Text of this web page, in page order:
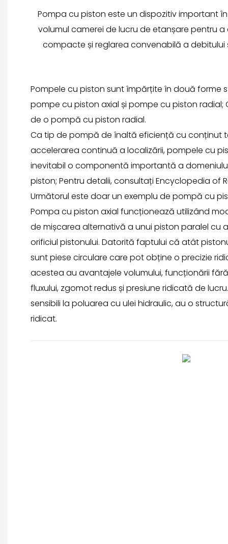
Pompa cu piston este un dispozitiv important
volumul camerei de lucru de etanșare pentru
compacte și reglarea convenabilă a debitului
Pompele cu piston sunt împărțite în două forme
pompe cu piston axial și pompe cu piston radial;
de o pompă cu piston radial.
Ca tip de pompă de înaltă eficiență cu conținut
accelerarea continuă a localizării, pompele cu
inevitabil o componentă importantă a
piston; Pentru detalii, consultați Encyclopedia of
Următorul este doar un exemplu de pompă cu
Pompa cu piston axial funcționează utilizând
de mișcarea alternativă a unui piston paralel cu
orificiul pistonului. Datorită faptului că atât
sunt piese circulare care pot obține o precizie
acestea au avantajele volumului, funcționării
fluxului, zgomot redus și presiune ridicată de
sensibili la poluarea cu ulei hidraulic, au o
ridicat.